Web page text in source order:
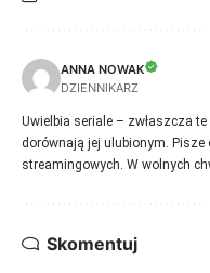
ANNA NOWAK
DZIENNIKARZ
Uwielbia seriale – zwłaszcza
dorównają jej ulubionym. Pisze
streamingowych. W wolnych
Skomentuj